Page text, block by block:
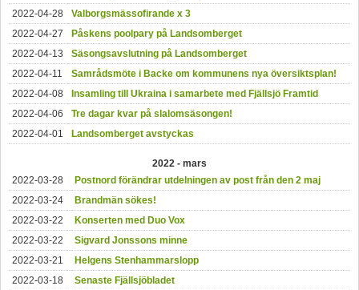
2022-04-28
Valborgsmässofirande x 3
2022-04-27
Påskens poolpary på Landsomberget
2022-04-13
Säsongsavslutning på Landsomberget
2022-04-11
Samrådsmöte i Backe om kommunens nya översiktsplan!
2022-04-08
Insamling till Ukraina i samarbete med Fjällsjö Framtid
2022-04-06
Tre dagar kvar på slalomsäsongen!
2022-04-01
Landsomberget avstyckas
2022 - mars
2022-03-28
Postnord förändrar utdelningen av post från den 2 maj
2022-03-24
Brandmän sökes!
2022-03-22
Konserten med Duo Vox
2022-03-22
Sigvard Jonssons minne
2022-03-21
Helgens Stenhammarslopp
2022-03-18
Senaste Fjällsjöbladet